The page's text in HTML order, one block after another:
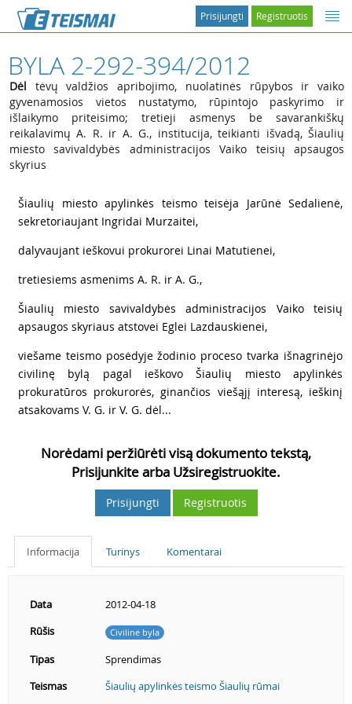
Registruotis
Prisijungti
BYLA 2-292-394/2012
Dėl tėvų valdžios apribojimo, nuolatinės rūpybos ir vaiko
gyvenamosios vietos nustatymo, rūpintojo paskyrimo ir
išlaikymo priteisimo; tretieji asmenys be savarankiškų
reikalavimų A. R. ir A. G., institucija, teikianti išvadą, Šiaulių
miesto savivaldybės administracijos Vaiko teisių apsaugos
skyrius
Šiaulių miesto apylinkės teismo teisėja Jarūnė Sedalienė,
sekretoriaujant Ingridai Murzaitei,
dalyvaujant ieškovui prokurorei Linai Matutienei,
tretiesiems asmenims A. R. ir A. G.,
Šiaulių miesto savivaldybės administracijos Vaiko teisių
apsaugos skyriaus atstovei Eglei Lazdauskienei,
viešame teismo posėdyje žodinio proceso tvarka išnagrinėjo
civilinę bylą pagal ieškovo Šiaulių miesto apylinkės
prokuratūros prokurorės, ginančios viešąjį interesą, ieškinį
atsakovams V. G. ir V. G. dėl...
Norėdami peržiūrėti visą dokumento tekstą,
Prisijunkite arba Užsiregistruokite.
Prisijungti Registruotis
Informacija Turinys Komentarai
Data
2012-04-18
Rūšis
Civilinė byla
Tipas
Sprendimas
Teismas
Šiaulių apylinkės teismo Šiaulių rūmai